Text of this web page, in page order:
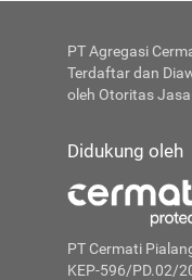
PT Agregasi
Terdaftar dan
oleh Otoritas
Didukung oleh
PT Cermati
KEP-596/PD.02/